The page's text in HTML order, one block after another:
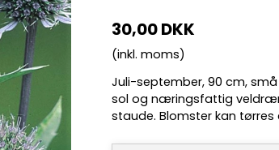
30,00 DKK
(inkl. moms)
Juli-september, 90 cm,
sol og næringsfattig
staude. Blomster kan tørres